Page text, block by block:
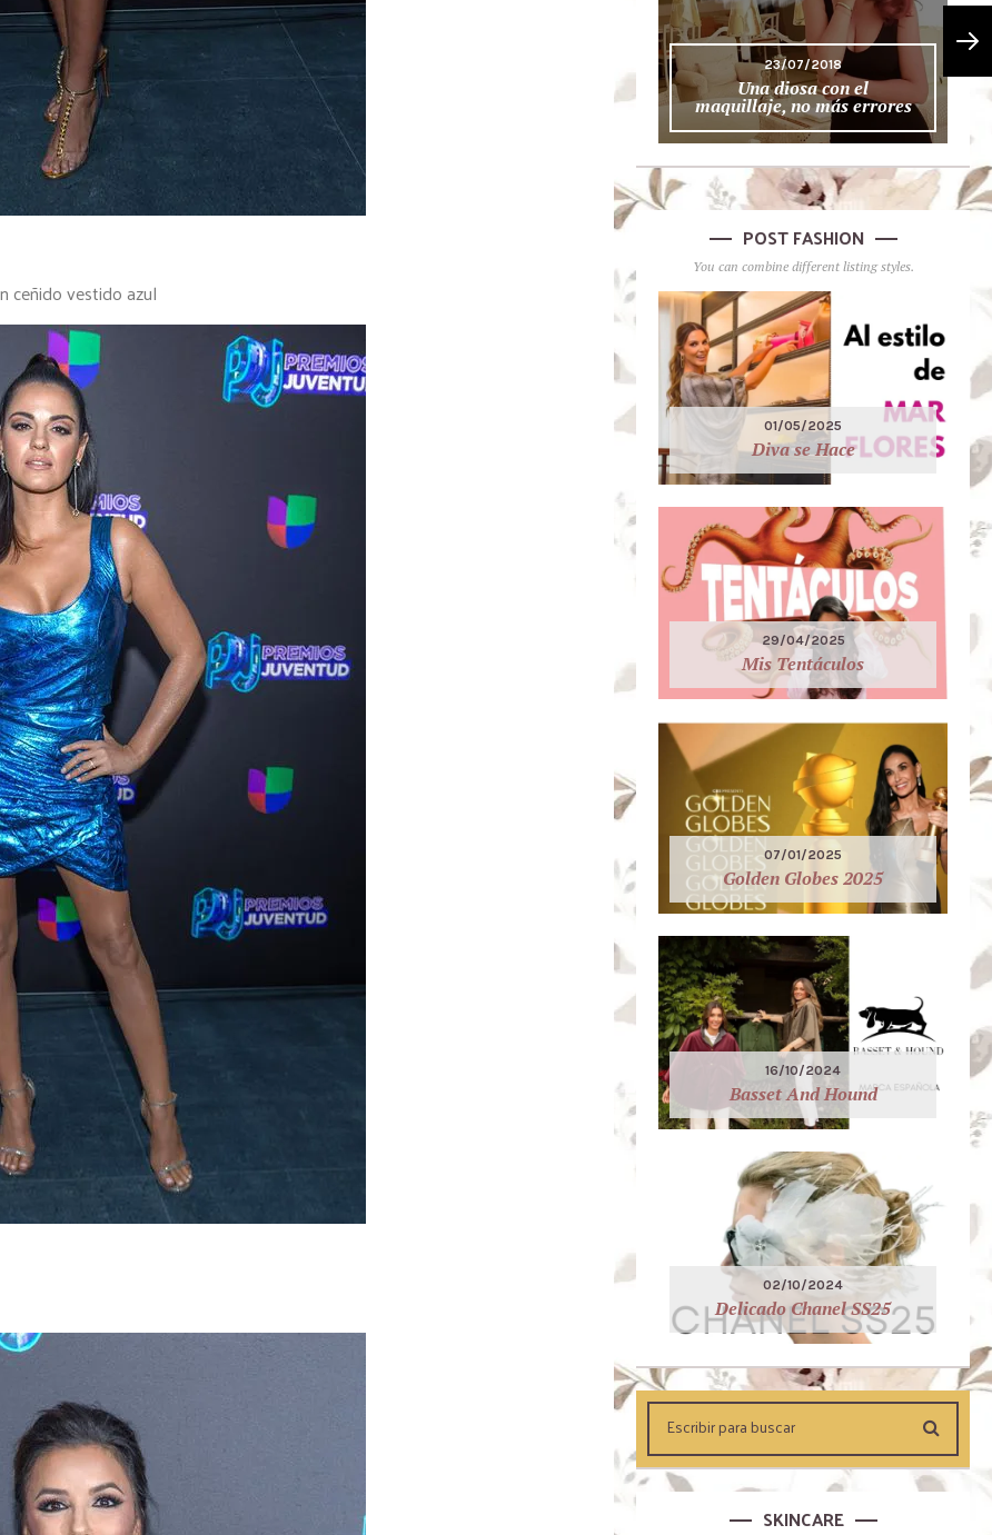
ceñido vestido azul
23/07/2018
Una diosa con el
maquillaje, no más errores
POST FASHION
You can combine different listing styles.
01/05/2025
Diva se Hace
29/04/2025
Mis Tentáculos
07/01/2025
Golden Globes 2025
16/10/2024
Basset And Hound
02/10/2024
Delicado Chanel SS25
SKINCARE